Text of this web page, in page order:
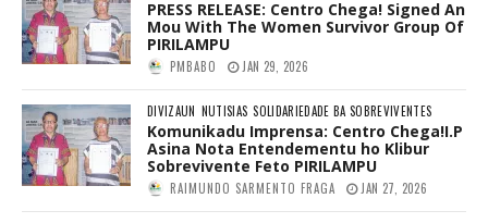
PRESS RELEASE: Centro Chega! Signed An
Mou With The Women Survivor Group Of
PIRILAMPU
PMBABO JAN 29, 2026
DIVIZAUN NUTISIAS SOLIDARIEDADE BA SOBREVIVENTES
Komunikadu Imprensa: Centro Chega!I.P
Asina Nota Entendementu ho Klibur
Sobrevivente Feto PIRILAMPU
RAIMUNDO SARMENTO FRAGA JAN 27, 2026